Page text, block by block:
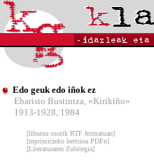
Edo geuk edo iñok ez
Ebaristo Bustintza, «Kirikiño»
1913-1928, 1984
[liburua osorik RTF formatuan]
[inprimitzeko bertsioa PDFn]
[Literaturaren Zubitegia]